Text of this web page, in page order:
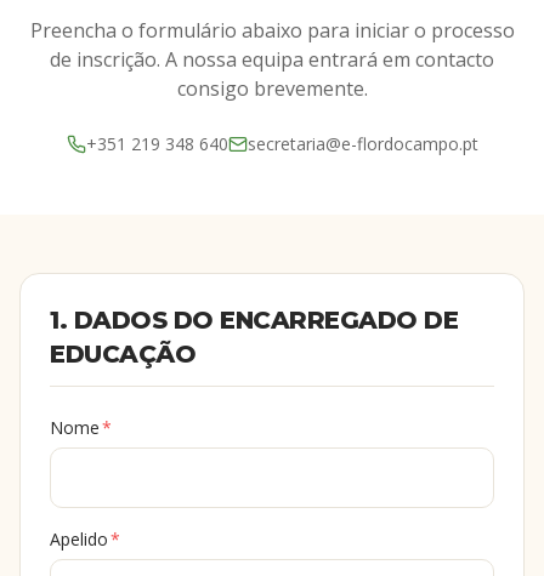
Preencha o formulário abaixo para iniciar o processo
de inscrição. A nossa equipa entrará em contacto
consigo brevemente.
+351 219 348 640 secretaria@e-flordocampo.pt
1. DADOS DO ENCARREGADO DE
EDUCAÇÃO
Nome*
Apelido*